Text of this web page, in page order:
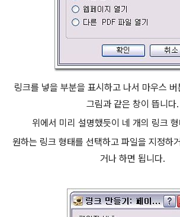
링크를 넣을 부분을 표시하고 나서 마우스 버
그림과 같은 창이 뜹니다.
위에서 미리 설명했듯이 네 개의 링크
원하는 링크 형태를 선택하고 파일을 지정하
거나 하면 됩니다.